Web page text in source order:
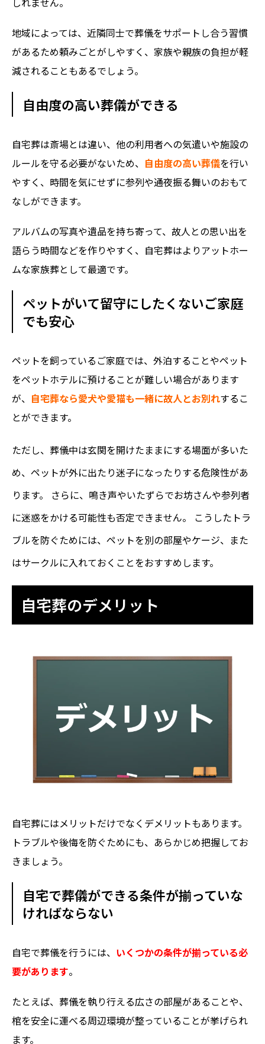
地域によっては、近隣同士で葬儀をサポートし合う習慣
があるため頼みごとがしやすく、家族や親族の負担が軽
減されることもあるでしょう。
自由度の高い葬儀ができる
自宅葬は斎場とは違い、他の利用者への気遣いや施設の
ルールを守る必要がないため、 自由度の高い葬儀を行い
やすく、時間を気にせずに参列や通夜振る舞いのおもて
なしができます。
アルバムの写真や遺品を持ち寄って、故人との思い出を
語らう時間などを作りやすく、自宅葬はよりアットホー
ムな家族葬として最適です。
ペットがいて留守にしたくないご家庭
でも安心
ペットを飼っているご家庭では、外泊することやペット
をペットホテルに預けることが難しい場合があります
が、 自宅葬なら愛犬や愛猫も一緒に故人とお別れするこ
とができます。
ただし、葬儀中は玄関を開けたままにする場面が多いた
め、ペットが外に出たり迷子になったりする危険性があ
ります。 さらに、鳴き声やいたずらでお坊さんや参列者
に迷惑をかける可能性も否定できません。 こうしたトラ
ブルを防ぐためには、ペットを別の部屋やケージ、また
はサークルに入れておくことをおすすめします。
自宅葬のデメリット
自宅葬にはメリットだけでなくデメリットもあります。
トラブルや後悔を防ぐためにも、あらかじめ把握してお
きましょう。
自宅で葬儀ができる条件が揃っていな
ければならない
自宅で葬儀を行うには、 いくつかの条件が揃っている必
要があります。
たとえば、葬儀を執り行える広さの部屋があることや、
棺を安全に運べる周辺環境が整っていることが挙げられ
ます。